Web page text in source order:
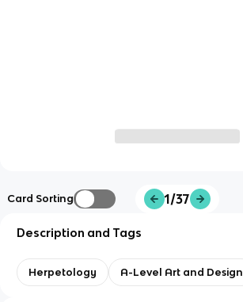
Card Sorting 1/37
Description and Tags
Herpetology A-Level Art and Design